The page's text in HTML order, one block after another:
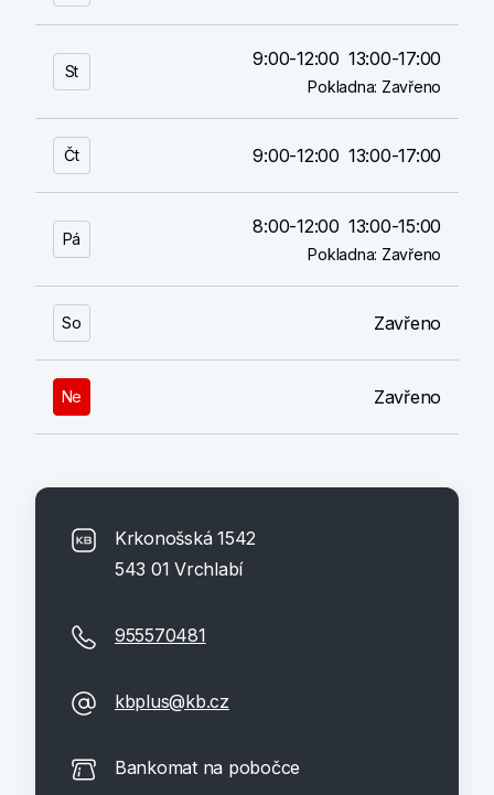
St
9:00-12:00 13:00-17:00
Pokladna: Zavřeno
Čt 9:00-12:00 13:00-17:00
Pá
8:00-12:00 13:00-15:00
Pokladna: Zavřeno
So Zavřeno
Ne Zavřeno
Krkonošská 1542
543 01 Vrchlabí
955570481
kbplus@kb.cz
Bankomat na pobočce